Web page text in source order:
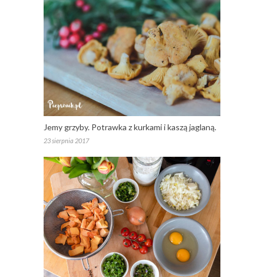
Jemy grzyby. Potrawka z kurkami i kaszą jaglaną.
23 sierpnia 2017